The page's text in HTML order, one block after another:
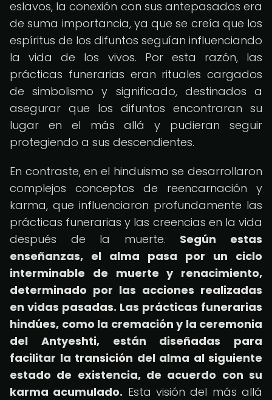
eslavos, la conexión con sus antepasados era
de suma importancia, ya que se creía que los
espíritus de los difuntos seguían influenciando
la vida de los vivos. Por esta razón, las
prácticas funerarias eran rituales cargados
de simbolismo y significado, destinados a
asegurar que los difuntos encontraran su
lugar en el más allá y pudieran seguir
protegiendo a sus descendientes.
En contraste, en el hinduismo se desarrollaron
complejos conceptos de reencarnación y
karma, que influenciaron profundamente las
prácticas funerarias y las creencias en la vida
después de la muerte. Según estas
enseñanzas, el alma pasa por un ciclo
interminable de muerte y renacimiento,
determinado por las acciones realizadas
en vidas pasadas. Las prácticas funerarias
hindúes, como la cremación y la ceremonia
del Antyeshti, están diseñadas para
facilitar la transición del alma al siguiente
estado de existencia, de acuerdo con su
karma acumulado. Esta visión del más allá